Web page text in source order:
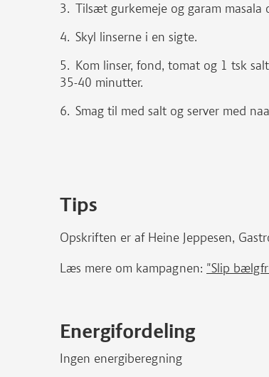
Tilsæt gurkemeje og garam
Skyl linserne i en sigte.
Kom linser, fond, tomat og 1 tsk
35-40 minutter.
Smag til med salt og server med
Tips
Opskriften er af Heine Jeppesen,
Læs mere om kampagnen: "Slip
Energifordeling
Ingen energiberegning